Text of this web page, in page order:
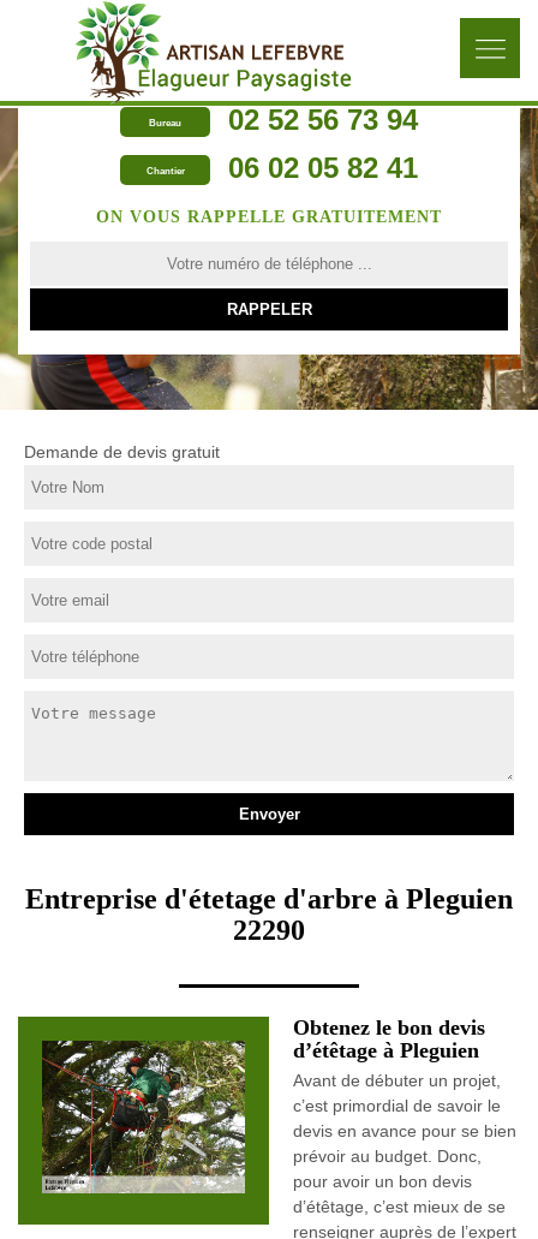
Bureau 02 52 56 73 94
Chantier 06 02 05 82 41
ON VOUS RAPPELLE GRATUITEMENT
Demande de devis gratuit
Entreprise d'étetage d'arbre à Pleguien
22290
Obtenez le bon devis
d’étêtage à Pleguien
Avant de débuter un projet,
c’est primordial de savoir le
devis en avance pour se bien
prévoir au budget. Donc,
pour avoir un bon devis
d’étêtage, c’est mieux de se
renseigner auprès de l’expert